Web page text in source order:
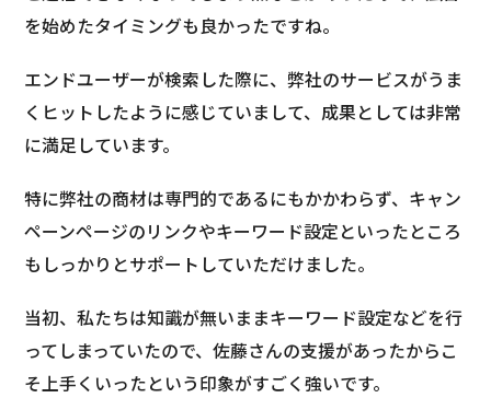
を始めたタイミングも良かったですね。
エンドユーザーが検索した際に、弊社のサービスがうま
くヒットしたように感じていまして、成果としては非常
に満足しています。
特に弊社の商材は専門的であるにもかかわらず、キャン
ペーンページのリンクやキーワード設定といったところ
もしっかりとサポートしていただけました。
当初、私たちは知識が無いままキーワード設定などを行
ってしまっていたので、佐藤さんの支援があったからこ
そ上手くいったという印象がすごく強いです。